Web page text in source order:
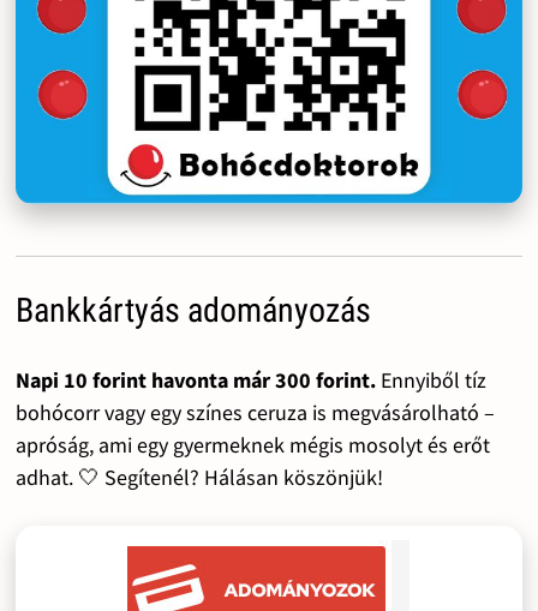
Bankkártyás adományozás
Napi 10 forint havonta már 300 forint.Ennyiből tíz
bohócorr vagy egy színes ceruza is megvásárolható –
apróság, ami egy gyermeknek mégis mosolyt és erőt
adhat. 🤍 Segítenél? Hálásan köszönjük!